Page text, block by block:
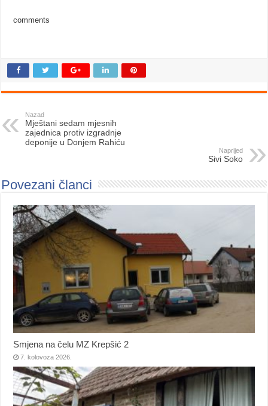
comments
Nazad
Mještani sedam mjesnih
zajednica protiv izgradnje
deponije u Donjem Rahiću
Naprijed
Sivi Soko
Povezani članci
Smjena na čelu MZ Krepšić 2
7. kolovoza 2026.